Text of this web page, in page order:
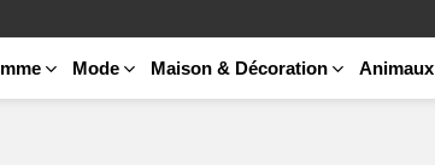
Mode Maison & Décoration Animaux